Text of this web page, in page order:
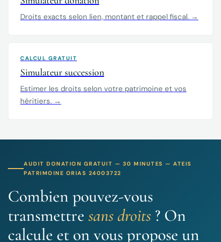
Droits exacts selon lien, montant et rappel fiscal. →
CALCUL GRATUIT
Simulateur succession
Estimer les droits selon votre patrimoine et vos
héritiers. →
AUDIT DONATION GRATUIT — 30 MINUTES — ATEIS
PATRIMOINE ORIAS 24003722
Combien pouvez-vous
transmettre sans droits ? On
calcule et on vous propose un